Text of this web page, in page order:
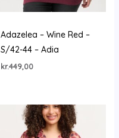
Adazelea – Wine Red –
S/42-44 – Adia
kr.449,00